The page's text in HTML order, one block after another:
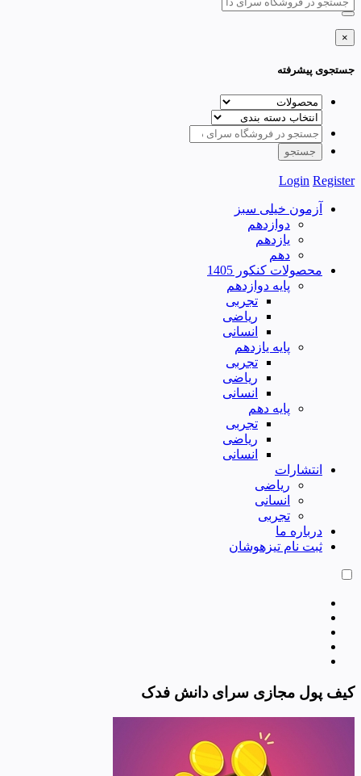
×
جستجوی پیشرفته
Login Register
آزمون خیلی سبز
دوازدهم
یازدهم
دهم
محصولات کنکور 1405
پایه دوازدهم
تجربی
ریاضی
انسانی
پایه یازدهم
تجربی
ریاضی
انسانی
پایه دهم
تجربی
ریاضی
انسانی
انتشارات
ریاضی
انسانی
تجربی
درباره ما
ثبت نام تیزهوشان
کیف پول مجازی سرای دانش فدک